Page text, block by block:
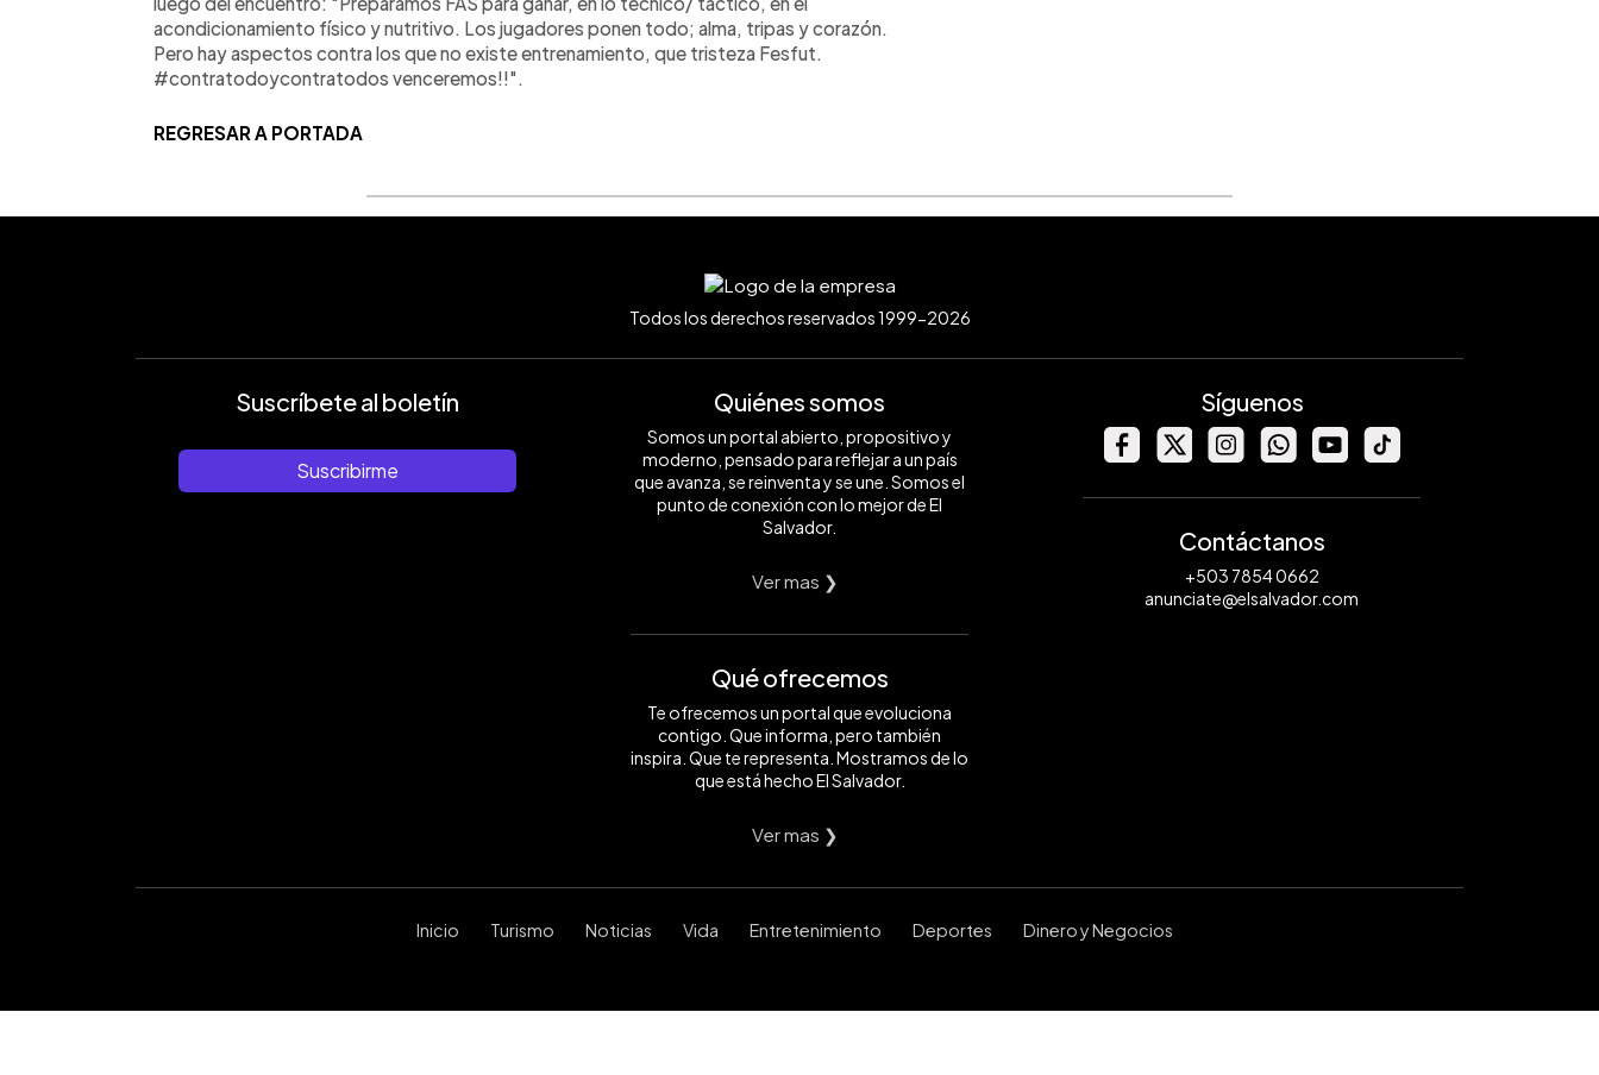
acondicionamiento físico y nutritivo. Los jugadores ponen todo; alma, tripas y corazón.
Pero hay aspectos contra los que no existe entrenamiento, que tristeza Fesfut.
#contratodoycontratodos venceremos!!".
REGRESAR A PORTADA
Todos los derechos reservados 1999-2026
Suscríbete al boletín
Suscribirme
Quiénes somos
Somos un portal abierto, propositivo y
moderno, pensado para reflejar a un país
que avanza, se reinventa y se une. Somos el
punto de conexión con lo mejor de El
Salvador.
Ver mas ❯
Qué ofrecemos
Te ofrecemos un portal que evoluciona
contigo. Que informa, pero también
inspira. Que te representa. Mostramos de lo
que está hecho El Salvador.
Ver mas ❯
Síguenos
Contáctanos
+503 7854 0662
anunciate@elsalvador.com
Inicio Turismo Noticias Vida Entretenimiento Deportes Dinero y Negocios